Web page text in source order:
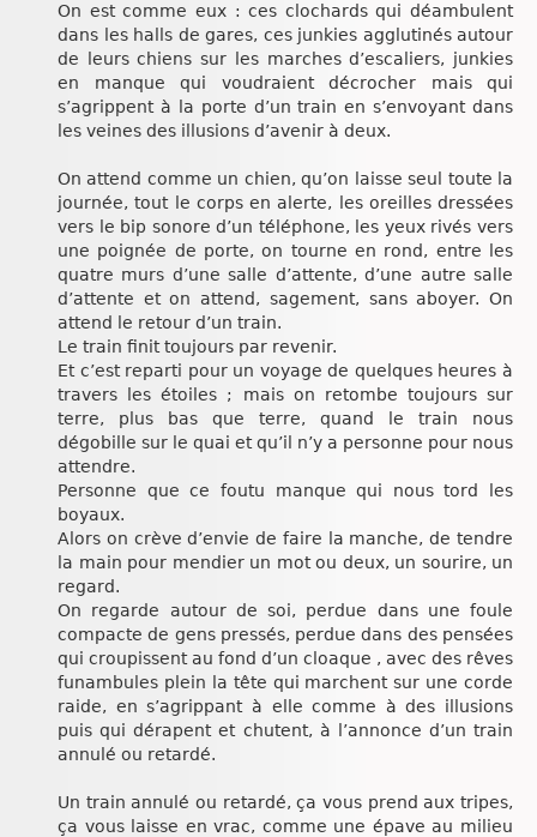
On est comme eux : ces clochards qui déambulent
dans les halls de gares, ces junkies agglutinés autour
de leurs chiens sur les marches d’escaliers, junkies
en manque qui voudraient décrocher mais qui
s’agrippent à la porte d’un train en s’envoyant dans
les veines des illusions d’avenir à deux.
On attend comme un chien, qu’on laisse seul toute la
journée, tout le corps en alerte, les oreilles dressées
vers le bip sonore d’un téléphone, les yeux rivés vers
une poignée de porte, on tourne en rond, entre les
quatre murs d’une salle d’attente, d’une autre salle
d’attente et on attend, sagement, sans aboyer. On
attend le retour d’un train.
Le train finit toujours par revenir.
Et c’est reparti pour un voyage de quelques heures à
travers les étoiles ; mais on retombe toujours sur
terre, plus bas que terre, quand le train nous
dégobille sur le quai et qu’il n’y a personne pour nous
attendre.
Personne que ce foutu manque qui nous tord les
boyaux.
Alors on crève d’envie de faire la manche, de tendre
la main pour mendier un mot ou deux, un sourire, un
regard.
On regarde autour de soi, perdue dans une foule
compacte de gens pressés, perdue dans des pensées
qui croupissent au fond d’un cloaque , avec des rêves
funambules plein la tête qui marchent sur une corde
raide, en s’agrippant à elle comme à des illusions
puis qui dérapent et chutent, à l’annonce d’un train
annulé ou retardé.
Un train annulé ou retardé, ça vous prend aux tripes,
ça vous laisse en vrac, comme une épave au milieu